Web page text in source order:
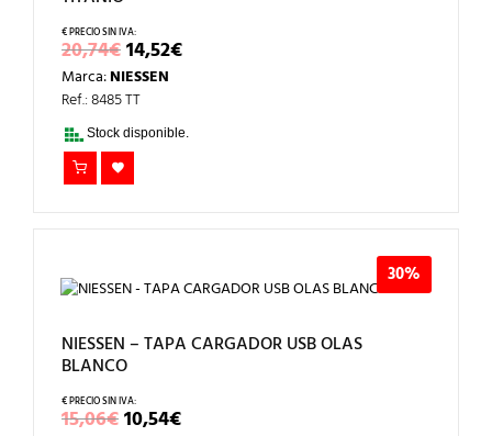
20,74€EL
PRECIO
ORIGINAL
ERA:
20,74€.
14,52€EL
PRECIO
Marca:NIESSEN
Ref.: 8485 TT
Stock disponible.
30%
NIESSEN – TAPA CARGADOR USB OLAS
BLANCO
15,06€EL
10,54€EL